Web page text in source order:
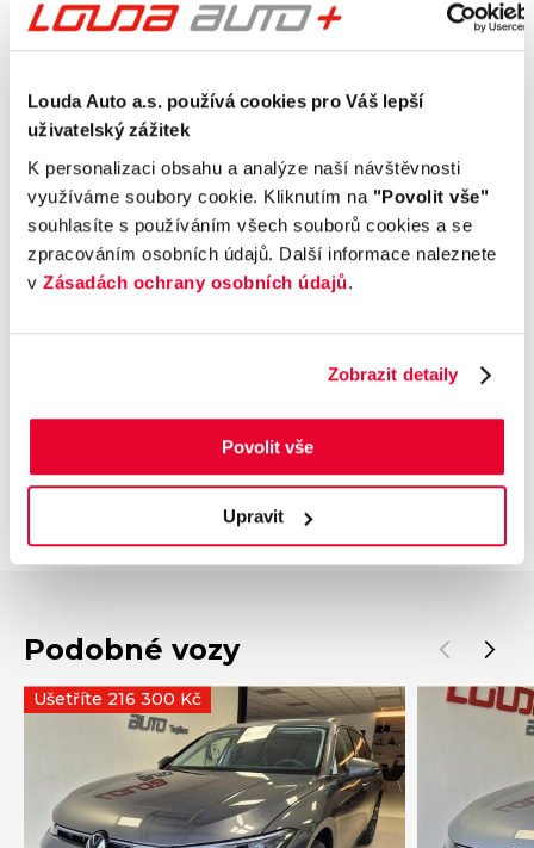
Louda Auto a.s. používá cookies pro Váš lepší
uživatelský zážitek
K personalizaci obsahu a analýze naší návštěvnosti
využíváme soubory cookie. Kliknutím na "Povolit vše"
souhlasíte s používáním všech souborů cookies a se
zpracováním osobních údajů. Další informace naleznete
v Zásadách ochrany osobních údajů.
Zobrazit detaily
Povolit vše
Upravit
Vnější vzhled a výbava
Multimédia
Bezpečnost a technika
Příplatková výbava
Údaje obsažené v této kartě vozu mají
informativní charakter. Tato indikativní nabídka
občanského zákoníku, ani se nejedná o veřejný
příslib dle § 1733 občanského zákoníku. Z této
indikativní nabídky nevzniká nárok na uzavření
Podobné vozy
Ušetříte 216 300 Kč